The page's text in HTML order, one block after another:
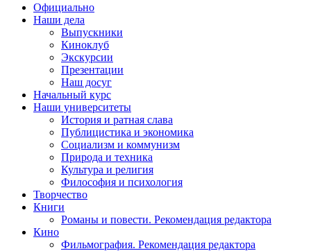
Официально
Наши дела
Выпускники
Киноклуб
Экскурсии
Презентации
Наш досуг
Начальный курс
Наши университеты
История и ратная слава
Публицистика и экономика
Социализм и коммунизм
Природа и техника
Культура и религия
Философия и психология
Творчество
Книги
Романы и повести. Рекомендация редактора
Кино
Фильмография. Рекомендация редактора